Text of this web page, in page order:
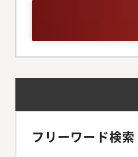
ン
ト
など
続税
織活
他
等の
入力
ざ
フリーワード検索